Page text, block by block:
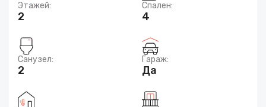
Этажей:
2
Спален:
4
Санузел:
2
Гараж:
Да